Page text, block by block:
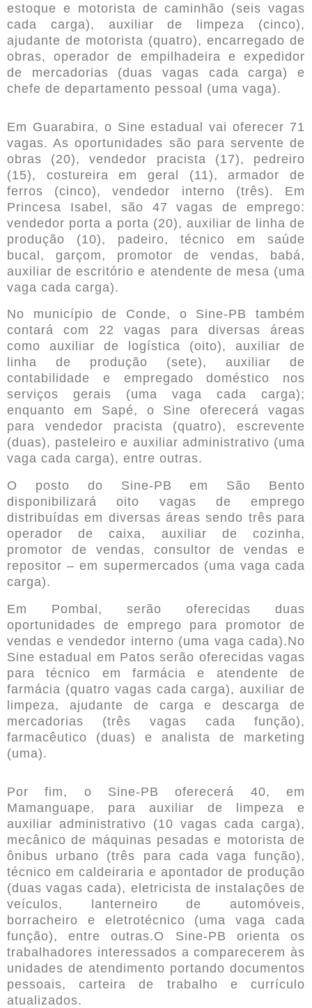
estoque e motorista de caminhão (seis vagas
cada carga), auxiliar de limpeza (cinco),
ajudante de motorista (quatro), encarregado de
obras, operador de empilhadeira e expedidor
de mercadorias (duas vagas cada carga) e
chefe de departamento pessoal (uma vaga).
Em Guarabira, o Sine estadual vai oferecer 71
vagas. As oportunidades são para servente de
obras (20), vendedor pracista (17), pedreiro
(15), costureira em geral (11), armador de
ferros (cinco), vendedor interno (três). Em
Princesa Isabel, são 47 vagas de emprego:
vendedor porta a porta (20), auxiliar de linha de
produção (10), padeiro, técnico em saúde
bucal, garçom, promotor de vendas, babá,
auxiliar de escritório e atendente de mesa (uma
vaga cada carga).
No município de Conde, o Sine-PB também
contará com 22 vagas para diversas áreas
como auxiliar de logística (oito), auxiliar de
linha de produção (sete), auxiliar de
contabilidade e empregado doméstico nos
serviços gerais (uma vaga cada carga);
enquanto em Sapé, o Sine oferecerá vagas
para vendedor pracista (quatro), escrevente
(duas), pasteleiro e auxiliar administrativo (uma
vaga cada carga), entre outras.
O posto do Sine-PB em São Bento
disponibilizará oito vagas de emprego
distribuídas em diversas áreas sendo três para
operador de caixa, auxiliar de cozinha,
promotor de vendas, consultor de vendas e
repositor – em supermercados (uma vaga cada
carga).
Em Pombal, serão oferecidas duas
oportunidades de emprego para promotor de
vendas e vendedor interno (uma vaga cada).No
Sine estadual em Patos serão oferecidas vagas
para técnico em farmácia e atendente de
farmácia (quatro vagas cada carga), auxiliar de
limpeza, ajudante de carga e descarga de
mercadorias (três vagas cada função),
farmacêutico (duas) e analista de marketing
(uma).
Por fim, o Sine-PB oferecerá 40, em
Mamanguape, para auxiliar de limpeza e
auxiliar administrativo (10 vagas cada carga),
mecânico de máquinas pesadas e motorista de
ônibus urbano (três para cada vaga função),
técnico em caldeiraria e apontador de produção
(duas vagas cada), eletricista de instalações de
veículos, lanterneiro de automóveis,
borracheiro e eletrotécnico (uma vaga cada
função), entre outras.O Sine-PB orienta os
trabalhadores interessados a comparecerem às
unidades de atendimento portando documentos
pessoais, carteira de trabalho e currículo
atualizados.